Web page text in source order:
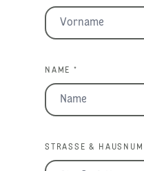
NAME *
STRASSE &